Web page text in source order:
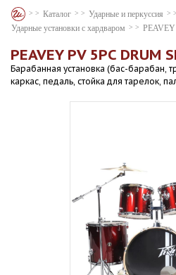
Каталог Ударные и перкуссия
Ударные установки с хардваром
PEAVEY
PEAVEY PV 5PC DRUM
Барабанная установка (бас-барабан,
каркас, педаль, стойка для тарелок,